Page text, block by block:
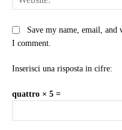
Save my name, email,
I comment.
Inserisci una risposta in cifre:
quattro × 5 =